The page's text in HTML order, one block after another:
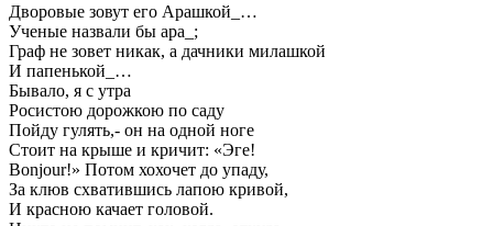
Дворовые зовут его Арашкой_…
Ученые назвали бы ара_;
Граф не зовет никак, а дачники милашкой
И папенькой_…
Бывало, я с утра
Росистою дорожкою по саду
Пойду гулять,- он на одной ноге
Стоит на крыше и кричит: «Эге!
Bonjour!» Потом хохочет до упаду,
За клюв схватившись лапою кривой,
И красною качает головой.